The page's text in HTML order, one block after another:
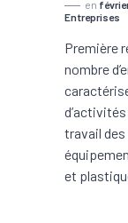
en
Entreprises
Première
nombre
travail
et